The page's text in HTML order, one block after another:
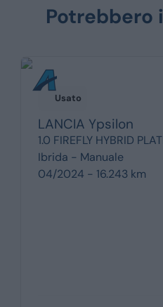
Potrebbero
Usato
LANCIA Ypsilon
1.0 FIREFLY HYBRID
Ibrida - Manuale
04/2024 - 16.243 km